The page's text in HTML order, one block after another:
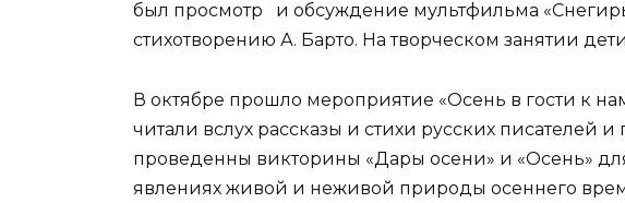
был просмотр и обсуждение мультфильма
стихотворению А. Барто. На творческом занятии
В октябре прошло мероприятие «Осень в гости к
читали вслух рассказы и стихи русских писателей
проведенны викторины «Дары осени» и «Осень»
явлениях живой и неживой природы осеннего